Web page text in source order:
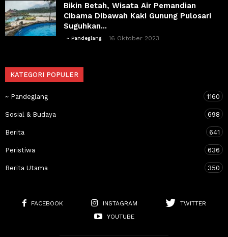
Bikin Betah, Wisata Air Pemandian
Cibama Dibawah Kaki Gunung Pulosari
Suguhkan...
~ Pandeglang 16 Oktober 2023
KATEGORI POPULER
~ Pandeglang 1160
Sosial & Budaya 698
Berita 641
Peristiwa 636
Berita Utama 350
FACEBOOK INSTAGRAM
TWITTER
YOUTUBE